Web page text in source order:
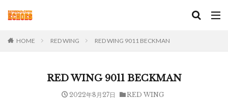
HOME RED WING RED WING 9011 BECKMAN
RED WING 9011 BECKMAN
2022年8月27日 RED WING